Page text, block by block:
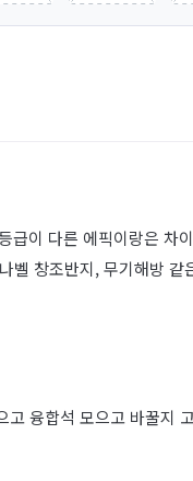
급이 다른 에픽이랑은 차
벨 창조반지, 무기해방 같
고 융합석 모으고 바꿀지